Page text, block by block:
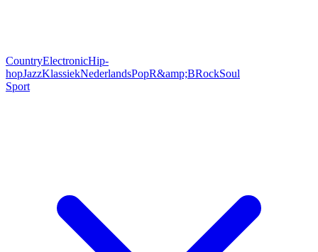
CountryElectronicHip-
hopJazzKlassiekNederlandsPopR&amp;BRockSoul
Sport